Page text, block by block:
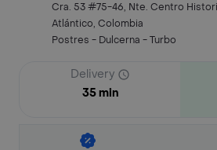
Cra. 53 #75-46, Nte. Centro
Atlántico, Colombia
Postres - Dulcerna - Turbo
Delivery
35 min